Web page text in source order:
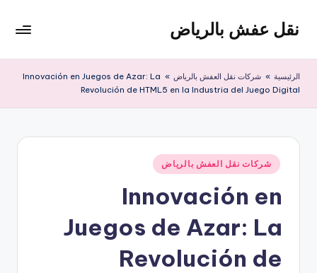
التجاوز
المحتوى
نقل عفش بالرياض
عفش
ريال
الرئيسية » شركات نقل العفش بالرياض »
Innovación en Juegos de Azar: La
Revolución de HTML5 en la Industria del Juego Digital
نُشر
في
شركات نقل العفش بالرياض
Innovación en
Juegos de Azar: La
Revolución de